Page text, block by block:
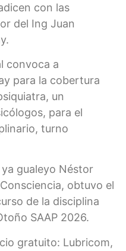
con las
del Ing Juan
convoca a
para la cobertura
un
para el
turno
gualeyo Néstor
obtuvo el
de la disciplina
SAAP 2026.
gratuito: Lubricom,